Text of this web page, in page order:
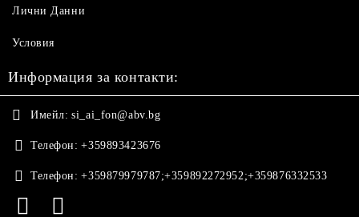
Лични Данни
Условия
Информация за контакти:
Имейл: si_ai_fon@abv.bg
Телефон: +359893423676
Телефон: +359879979787;+359892272952;+359876332533